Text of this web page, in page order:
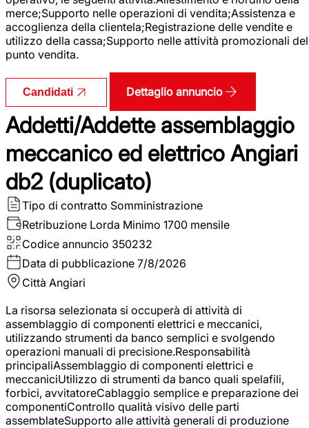
merce;Supporto nelle operazioni di vendita;Assistenza e
accoglienza della clientela;Registrazione delle vendite e
utilizzo della cassa;Supporto nelle attività promozionali del
punto vendita.
Candidati Dettaglio annuncio
Addetti/Addette assemblaggio
meccanico ed elettrico Angiari
db2 (duplicato)
Tipo di contratto Somministrazione
Retribuzione Lorda Minimo 1700 mensile
Codice annuncio 350232
Data di pubblicazione 7/8/2026
Città Angiari
La risorsa selezionata si occuperà di attività di
assemblaggio di componenti elettrici e meccanici,
utilizzando strumenti da banco semplici e svolgendo
operazioni manuali di precisione.Responsabilità
principaliAssemblaggio di componenti elettrici e
meccaniciUtilizzo di strumenti da banco quali spelafili,
forbici, avvitatoreCablaggio semplice e preparazione dei
componentiControllo qualità visivo delle parti
assemblateSupporto alle attività generali di produzione